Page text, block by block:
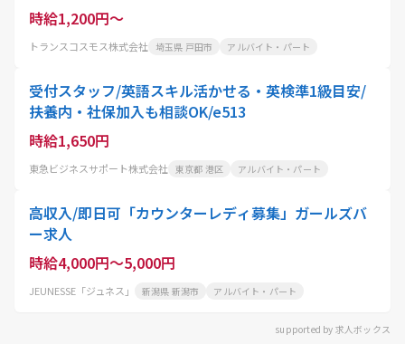
時給1,200円～
トランスコスモス株式会社 埼玉県 戸田市 アルバイト・パート
受付スタッフ/英語スキル活かせる・英検準1級目安/
扶養内・社保加入も相談OK/e513
時給1,650円
東急ビジネスサポート株式会社 東京都 港区 アルバイト・パート
高収入/即日可「カウンターレディ募集」ガールズバ
ー求人
時給4,000円～5,000円
JEUNESSE「ジュネス」 新潟県 新潟市 アルバイト・パート
supported by 求人ボックス